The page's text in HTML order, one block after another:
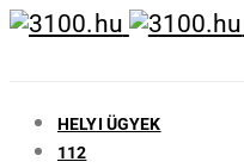
HELYI ÜGYEK
112